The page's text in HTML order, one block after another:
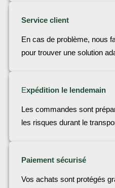
Service client
En cas de problème, nous
pour trouver une solution
Expédition le lendemain
Les commandes sont
les risques durant le
Paiement sécurisé
Vos achats sont protégés